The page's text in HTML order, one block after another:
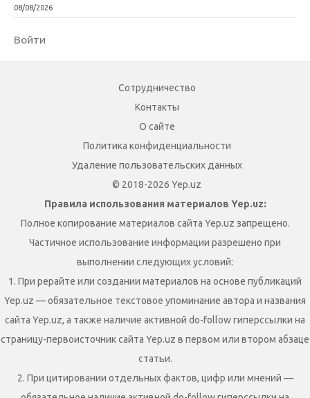
08/08/2026
Войти
Сотрудничество
Контакты
О сайте
Политика конфиденциальности
Удаление пользовательских данных
© 2018-2026 Yep.uz
Правила использования материалов Yep.uz:
Полное копирование материалов сайта Yep.uz запрещено.
Частичное использование информации разрешено при
выполнении следующих условий:
1. При рерайте или создании материалов на основе публикаций
Yep.uz — обязательное текстовое упоминание автора и названия
сайта Yep.uz, а также наличие активной do-follow гиперссылки на
страницу-первоисточник сайта Yep.uz в первом или втором абзаце
статьи.
2. При цитировании отдельных фактов, цифр или мнений —